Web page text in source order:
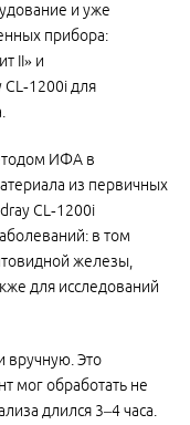
и уже
прибора:
II» и
для
ИФА в
из первичных
CL‑1200i
в том
железы,
для исследований
вручную. Это
мог обработать не
длился 3–4 часа.